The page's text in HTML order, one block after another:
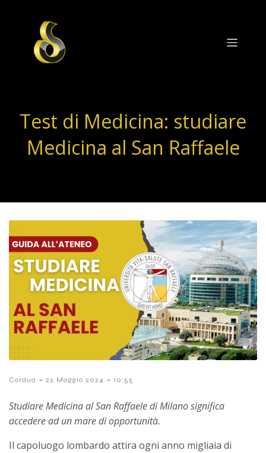
Test di Medicina: studiare
Medicina al San Raffaele
Cordua - 22 Maggio 2024 - 10:55
Studiare Medicina al San Raffaele di Milano significa
accedere ad un mare di opportunità.
Il capoluogo lombardo attira ogni anno migliaia di